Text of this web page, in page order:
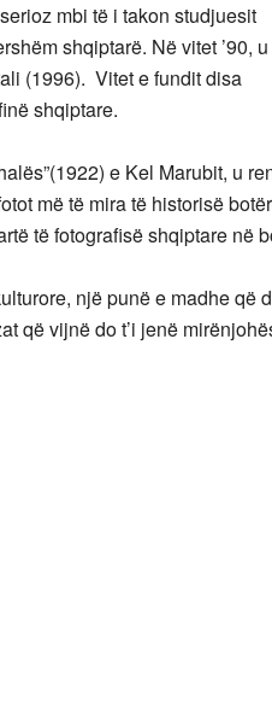
mbi të i takon studjuesit
shqiptarë. Në vitet ’90, u
(1996). Vitet e fundit disa
shqiptare.
e Kel Marubit, u
më të mira të historisë
të fotografisë shqiptare në
një punë e madhe që
që vijnë do t’i jenë